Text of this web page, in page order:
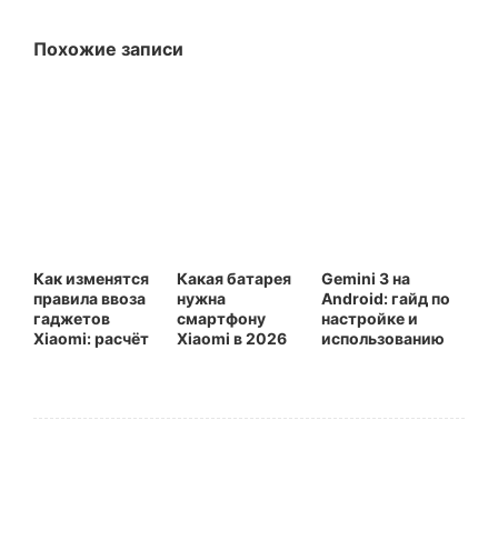
Похожие записи
Как изменятся
правила ввоза
гаджетов
Xiaomi: расчёт
Какая батарея
нужна
смартфону
Xiaomi в 2026
Gemini 3 на
Android: гайд по
настройке и
использованию